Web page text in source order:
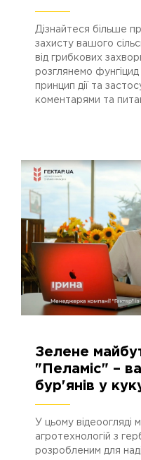
Дізнайтеся більше
захисту вашого
від грибкових
розглянемо фунгіцид
принцип дії та
коментарями та
2849
Зелене
"Пеламіс" –
бур'янів у
У цьому відеоогляді
агротехнологій з
розробленим для